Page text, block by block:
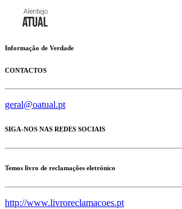
Informação de Verdade
CONTACTOS
geral@oatual.pt
SIGA-NOS NAS REDES SOCIAIS
Temos livro de reclamações eletrónico
http://www.livroreclamacoes.pt